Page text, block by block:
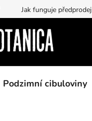
Jak funguje předprodej
Podzimní cibuloviny